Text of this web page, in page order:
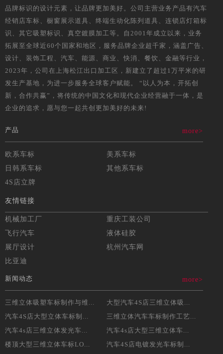
品牌标识的设计元素，让品牌更加美好。公司主营业务产品有汽车
经销店车标、橱窗展示道具、终端生动化陈列道具、连锁店灯箱标
识、其它吸塑标识、真空鍍膜加工等。自2001年成立以来，业务
拓展至全球近60个国家和地区，服务品牌企业超千家，涵盖广告、
设计、装饰工程、汽车、能源、商业、快消、餐饮、金融等行业，
2023年，公司在上海松江出口加工区，新建立了超过1万平米的研
发生产基地，为进一步服务全球客户赋能。 “以人为本，开拓创
新，合作共赢”，将传统的中国文化和现代企业经营融于一体，是
企业的追求，愿与您一起共创更加美好的未来!
产品 more>
欧系车标
美系车标
日韩系车标
其他系车标
4S店立牌
友情链接
机械加工厂
重庆工装公司
飞行汽车
液体硅胶
展厅设计
杭州汽车网
比亚迪
新闻动态 more>
三维立体吸塑车标制作与维...
大型汽车4S店三维立体吸...
汽车4S店大型立体车标制...
三维立体汽车车标制作工艺...
汽车4s店三维立体发光车...
汽车4s店大型三维立体车...
楼顶大型三维立体车标LO...
汽车4S店电镀发光车标制...